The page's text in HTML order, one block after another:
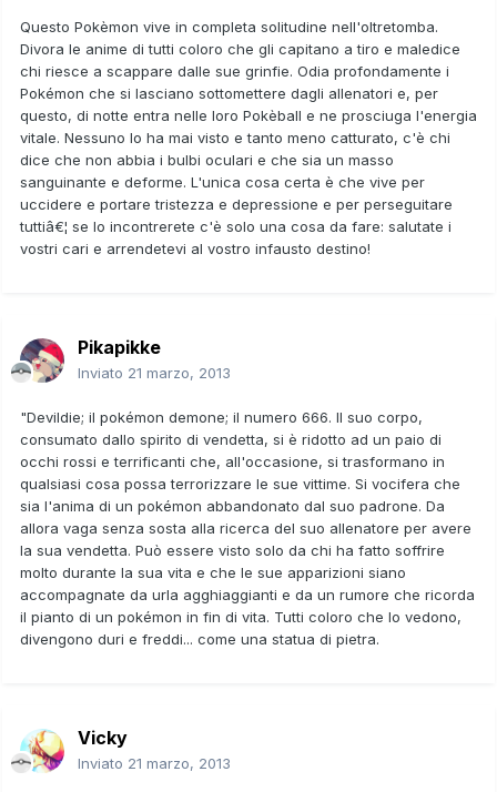
Questo Pokèmon vive in completa solitudine nell'oltretomba.
Divora le anime di tutti coloro che gli capitano a tiro e maledice
chi riesce a scappare dalle sue grinfie. Odia profondamente i
Pokémon che si lasciano sottomettere dagli allenatori e, per
questo, di notte entra nelle loro Pokèball e ne prosciuga l'energia
vitale. Nessuno lo ha mai visto e tanto meno catturato, c'è chi
dice che non abbia i bulbi oculari e che sia un masso
sanguinante e deforme. L'unica cosa certa è che vive per
uccidere e portare tristezza e depressione e per perseguitare
tuttiâ€¦ se lo incontrerete c'è solo una cosa da fare: salutate i
vostri cari e arrendetevi al vostro infausto destino!
Pikapikke
Inviato 21 marzo, 2013
"Devildie; il pokémon demone; il numero 666. Il suo corpo,
consumato dallo spirito di vendetta, si è ridotto ad un paio di
occhi rossi e terrificanti che, all'occasione, si trasformano in
qualsiasi cosa possa terrorizzare le sue vittime. Si vocifera che
sia l'anima di un pokémon abbandonato dal suo padrone. Da
allora vaga senza sosta alla ricerca del suo allenatore per avere
la sua vendetta. Può essere visto solo da chi ha fatto soffrire
molto durante la sua vita e che le sue apparizioni siano
accompagnate da urla agghiaggianti e da un rumore che ricorda
il pianto di un pokémon in fin di vita. Tutti coloro che lo vedono,
divengono duri e freddi... come una statua di pietra.
Vicky
Inviato 21 marzo, 2013